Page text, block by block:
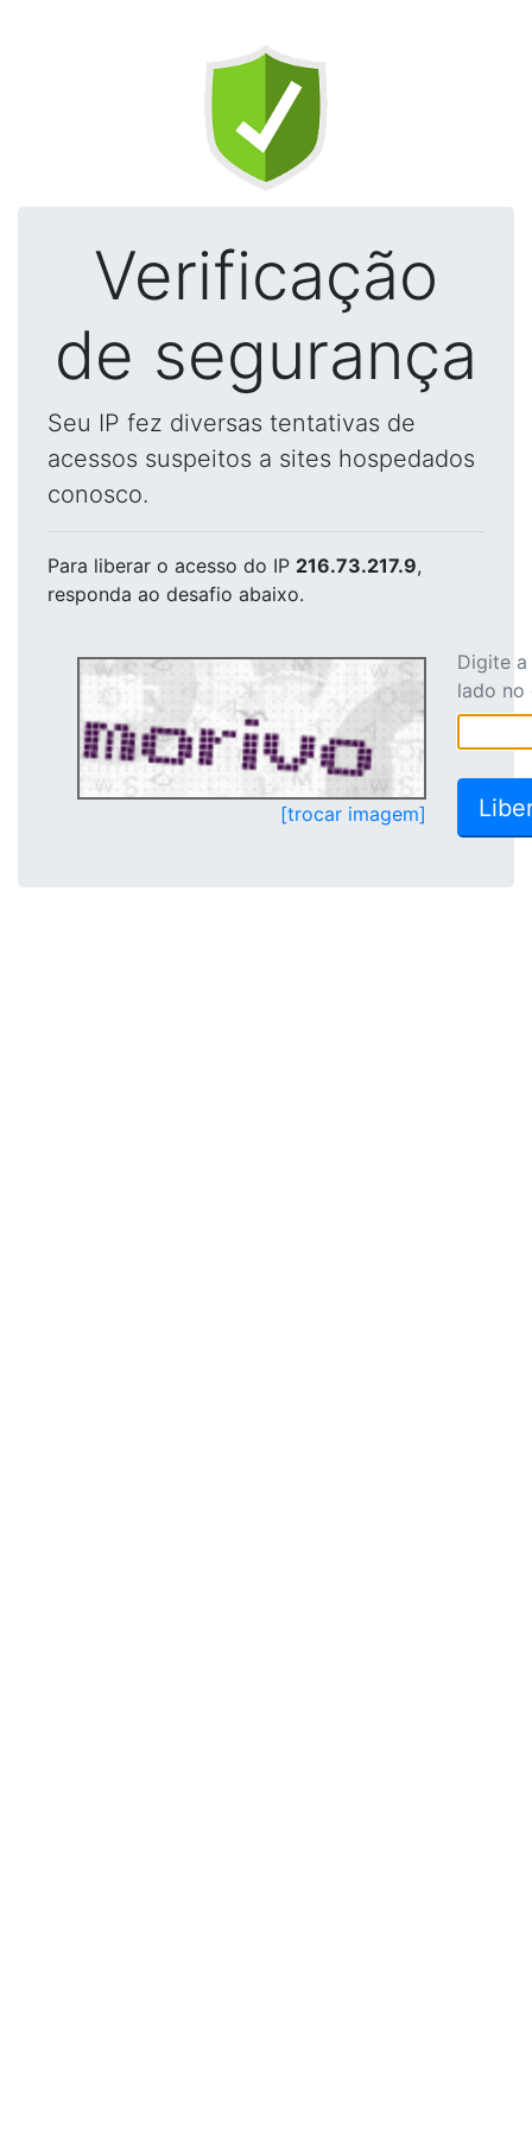
Verificação
de segurança
Seu IP fez diversas tentativas de
acessos suspeitos a sites hospedados
conosco.
Para liberar o acesso do IP 216.73.217.9,
responda ao desafio abaixo.
[trocar imagem]
Digite
lado no